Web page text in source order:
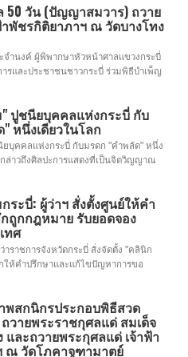
50 วัน (ปัญญาสมวาร) ถวาย
พัชรกิติยาภาฯ ณ วัดบางโทง
จำนงค์ ผู้พิพากษาหัวหน้าศาลแขวงกระบี่
รและประชาชนชาวกระบี่ ร่วมพิธีบำเพ็ญ
ปูชนียบุคคลแห่งกระบี่ กับ
หนึ่งเดียวในโลก
บุคคลแห่งกระบี่ กับมรดก "คำพลัด" หนึ่ง
กล่าวถึงศิลปะการแสดงที่เป็นจิตวิญญาณ
ระบี่: ผู้ว่าฯ สั่งตั้งศูนย์ให้คำ
ถูกกฎหมาย รับยอดจอง
ทศ
าราชการจังหวัดกระบี่ สั่งจัดตั้ง "คลินิก
ให้คำปรึกษาและแก้ไขปัญหาการขอ
พสกนิกรประกอบพิธีสวด
วายพระราชกุศลแด่ สมเด็จ
ละถวายพระกุศลแด่ เจ้าฟ้า
ณ วัดโภคาจูฑามาตย์